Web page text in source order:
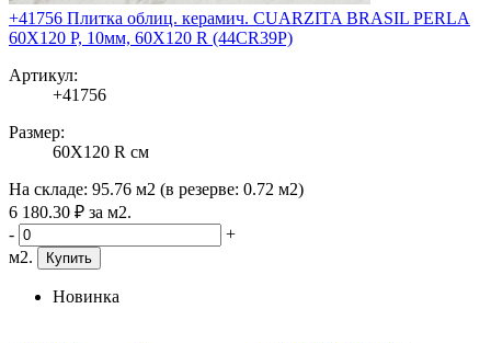
+41756 Плитка облиц. керамич. CUARZITA BRASIL PERLA
60X120 P, 10мм, 60X120 R (44CR39P)
Артикул:
+41756
Размер:
60X120 R см
На складе: 95.76 м2 (в резерве: 0.72 м2)
6 180.30 ₽ за м2.
-
+
м2.
Купить
Новинка